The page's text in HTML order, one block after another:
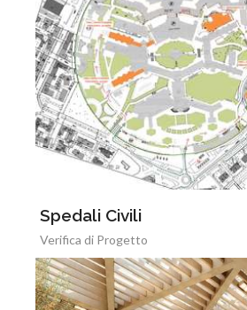
Spedali Civili
Verifica di Progetto